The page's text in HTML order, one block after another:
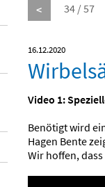
< 34 / 57
16.12.2020
Video 1:
Benötigt wird
Hagen Bente
Wir hoffen,